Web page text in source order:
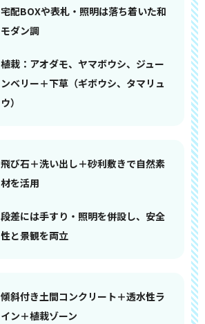
宅配BOXや表札・照明は落ち着いた和
モダン調
植栽：アオダモ、ヤマボウシ、ジュー
ンベリー＋下草（ギボウシ、タマリュ
ウ）
飛び石＋洗い出し＋砂利敷きで自然素
材を活用
段差には手すり・照明を併設し、安全
性と景観を両立
傾斜付き土間コンクリート＋透水性ラ
イン＋植栽ゾーン